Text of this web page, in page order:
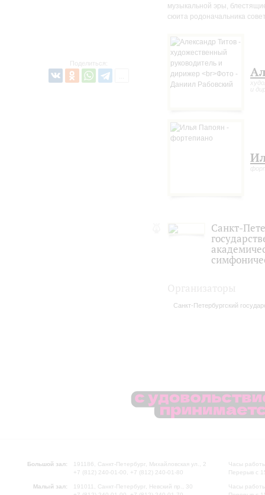
Поделиться:
музыкальной эры,
сюита родоначальника
и
Санкт-
Санкт-Петербургский
Большой зал:
191186, Санкт-Петербург, Михайловская ул., 2
+7 (812) 240-01-00, +7 (812) 240-01-80
Малый зал:
191011, Санкт-Петербург, Невский пр., 30
Часы
Перерыв с
Часы